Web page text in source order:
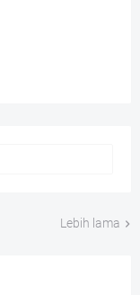
Lebih lama